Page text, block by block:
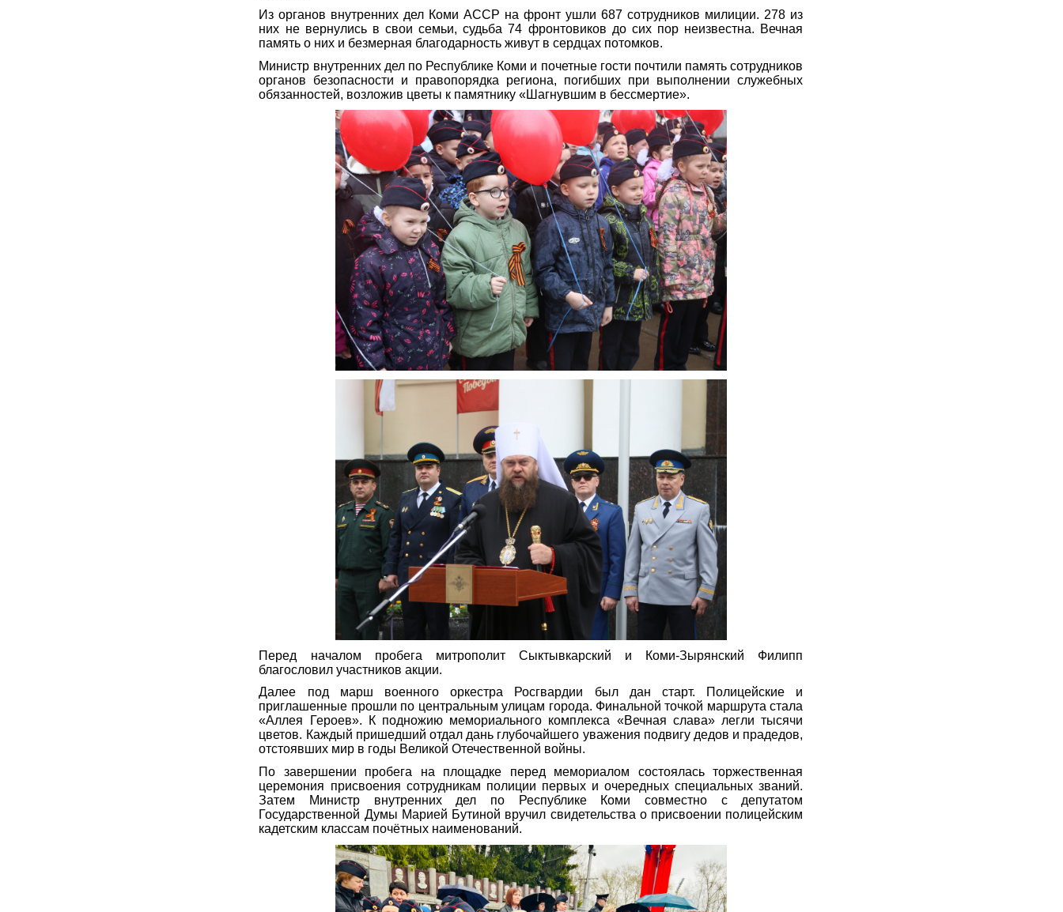
Из органов внутренних дел Коми АССР на фронт ушли 687 сотрудников милиции. 278 из
них не вернулись в свои семьи, судьба 74 фронтовиков до сих пор неизвестна. Вечная
память о них и безмерная благодарность живут в сердцах потомков.
Министр внутренних дел по Республике Коми и почетные гости почтили память сотрудников
органов безопасности и правопорядка региона, погибших при выполнении служебных
обязанностей, возложив цветы к памятнику «Шагнувшим в бессмертие».
Перед началом пробега митрополит Сыктывкарский и Коми-Зырянский Филипп
благословил участников акции.
Далее под марш военного оркестра Росгвардии был дан старт. Полицейские и
приглашенные прошли по центральным улицам города. Финальной точкой маршрута стала
«Аллея Героев». К подножию мемориального комплекса «Вечная слава» легли тысячи
цветов. Каждый пришедший отдал дань глубочайшего уважения подвигу дедов и прадедов,
отстоявших мир в годы Великой Отечественной войны.
По завершении пробега на площадке перед мемориалом состоялась торжественная
церемония присвоения сотрудникам полиции первых и очередных специальных званий.
Затем Министр внутренних дел по Республике Коми совместно с депутатом
Государственной Думы Марией Бутиной вручил свидетельства о присвоении полицейским
кадетским классам почётных наименований.